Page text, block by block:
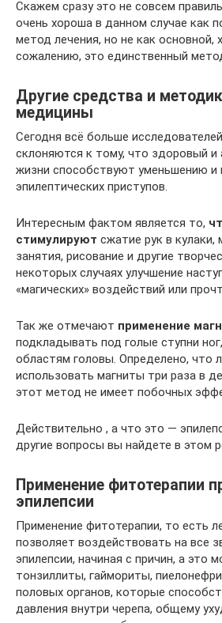
Скажем сразу это не совсем
очень хороша в данном случае как
метод лечения, но не как основной,
сожалению, это единственный
Другие средства и
медицины
Сегодня всё больше
склоняются к тому, что здоровый и
жизни способствуют уменьшению
эпилептических приступов.
Интересным фактом является то,
стимулируют сжатие рук в кулаки,
занятия, рисование и другие
некоторых случаях улучшение
«магических» воздействий или
Так же отмечают применение
подкладывать под голые ступни
областям головы. Определено, что
использовать магниты три раза в
этот метод не имеет побочных
Действительно , а что это —
другие вопросы вы найдете в этом
Применение фитотерапии
эпилепсии
Применение фитотерапии, то есть
позволяет воздействовать на все
эпилепсии, начиная с причин, а это
тонзиллиты, гаймориты,
половых органов, которые
давления внутри черепа, общему